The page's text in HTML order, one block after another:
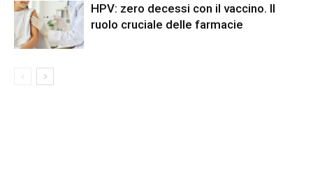
HPV: zero decessi con il vaccino. Il
ruolo cruciale delle farmacie